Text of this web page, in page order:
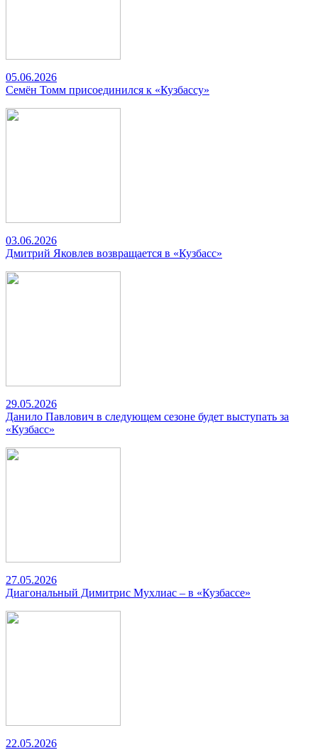
05.06.2026
Семён Томм присоединился к «Кузбассу»
03.06.2026
Дмитрий Яковлев возвращается в «Кузбасс»
29.05.2026
Данило Павлович в следующем сезоне будет выступать за
«Кузбасс»
27.05.2026
Диагональный Димитрис Мухлиас – в «Кузбассе»
22.05.2026